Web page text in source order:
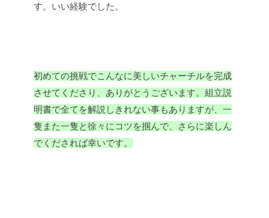
す。いい経験でした。
初めての挑戦でこんなに美しいチャーチルを完成
させてくださり、ありがとうございます。組立説
明書で全てを解説しきれない事もありますが、一
隻また一隻と徐々にコツを掴んで、さらに楽しん
でくだされば幸いです。